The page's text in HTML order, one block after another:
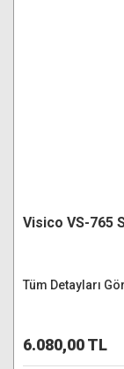
Visico VS-765
Tüm Detayları Gör
6.080,00 TL